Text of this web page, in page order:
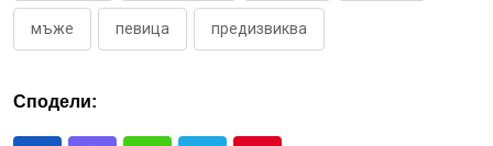
мъже певица предизвиква
Сподели: